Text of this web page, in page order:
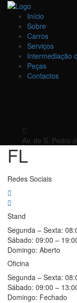
Início
Sobre
Carros
Serviços
Intermediação
Peças
Contactos
Av. de S. Pedro
FL
Redes Sociais
Stand
Segunda – Sexta:
Sábado: 09:00 –
Domingo: Aberto
Oficina
Segunda – Sexta:
Sábado: 09:00 –
Domingo: Fechado